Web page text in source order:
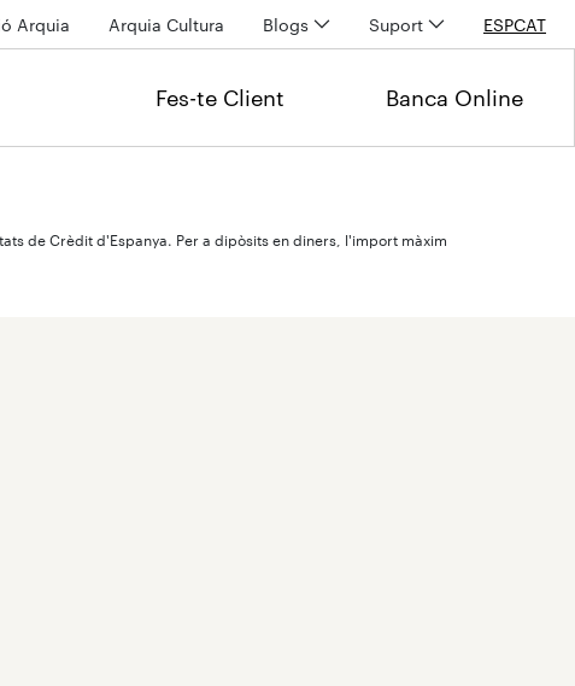
Arquia Arquia Cultura Blogs Suport ESPCAT
Fes-te Client Banca Online
de Crèdit d'Espanya. Per a dipòsits en diners, l'import màxim